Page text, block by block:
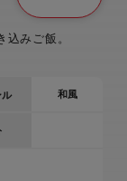
みご飯。
ル 和風